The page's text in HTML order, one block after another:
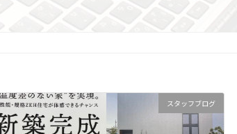
スタッフブログ